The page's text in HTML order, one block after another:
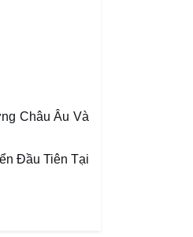
Châu Âu Và
Đầu Tiên Tại